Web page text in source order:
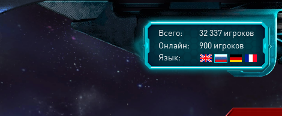
Всего:
32 337 игроков
Онлайн:
900 игроков
Язык: